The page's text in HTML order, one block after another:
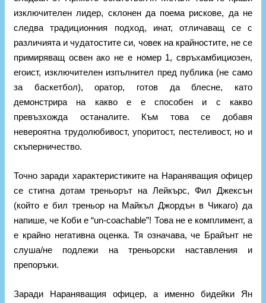
изключителен лидер, склонен да поема рискове, да не
следва традиционния подход, инат, отличаващ се с
различията и чудатостите си, човек на крайностите, не се
примиряващ освен ако не е номер 1, свръхамбициозен,
егоист, изключителен изпълнител пред публика (не само
за баскетбол), оратор, готов да блесне, като
демонстрира на какво е е способен и с какво
превъзхожда останалите. Към това се добавя
невероятна трудолюбивост, упоритост, пестеливост, но и
скъперничество.
Точно заради характеристиките на Нараняващия офицер
се стигна дотам треньорът на Лейкърс, Фил Джексън
(който е бил треньор на Майкъл Джордън в Чикаго) да
напише, че Коби е “un-coachable”! Това не е комплимент, а
е крайно негативна оценка. Тя означава, че Брайънт не
слуша/не подлежи на треньорски наставления и
препоръки.
Заради Нараняващия офицер, а именно бидейки Ян